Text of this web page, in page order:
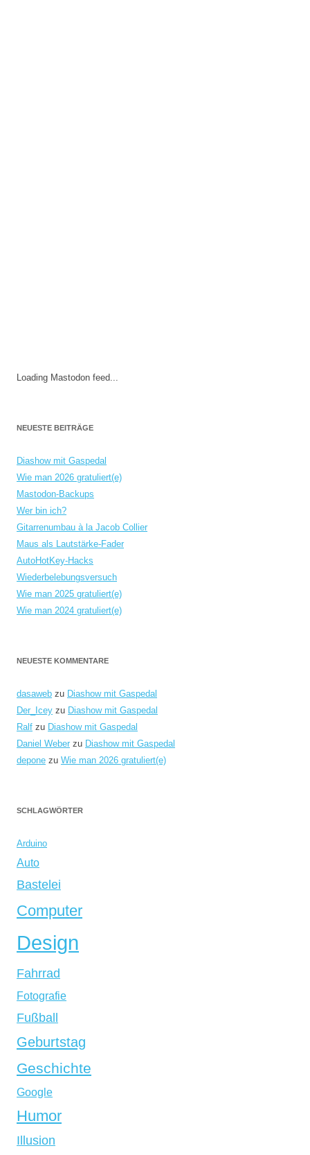
Loading Mastodon feed...
NEUESTE BEITRÄGE
Diashow mit Gaspedal
Wie man 2026 gratuliert(e)
Mastodon-Backups
Wer bin ich?
Gitarrenumbau à la Jacob Collier
Maus als Lautstärke-Fader
AutoHotKey-Hacks
Wiederbelebungsversuch
Wie man 2025 gratuliert(e)
Wie man 2024 gratuliert(e)
NEUESTE KOMMENTARE
dasaweb zu Diashow mit Gaspedal
Der_Icey zu Diashow mit Gaspedal
Ralf zu Diashow mit Gaspedal
Daniel Weber zu Diashow mit Gaspedal
depone zu Wie man 2026 gratuliert(e)
SCHLAGWÖRTER
Arduino
Auto
Bastelei
Computer
Design
Fahrrad
Fotografie
Fußball
Geburtstag
Geschichte
Google
Humor
Illusion